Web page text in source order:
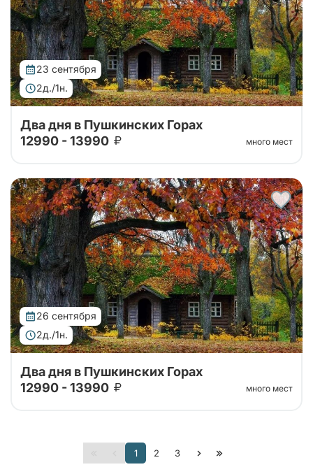
23 сентября
2д./1н.
Автобусный тур в Пушкинские горы на 2 дня из
Санкт-Петербурга. Погружение в атмосферу
усадеб, парков и знаковых мест, связанных с
жизнью и творчеством Александра Сергееви...
Два дня в Пушкинских Горах
12990 - 13990
много мест
26 сентября
2д./1н.
Автобусный тур в Пушкинские горы на 2 дня из
Санкт-Петербурга. Погружение в атмосферу
Два дня в Пушкинских Горах
12990 - 13990
много мест
1 2 3